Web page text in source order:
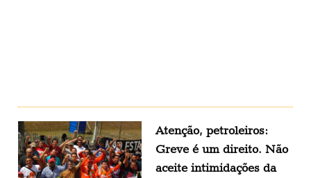
Atenção, petroleiros:
Greve é um direito. Não
aceite intimidações da